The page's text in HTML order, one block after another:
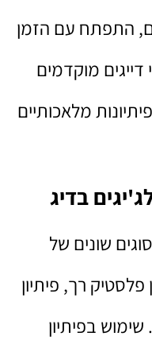
התפתח עם הזמן
מוקדמים
מלאכותיים
בדיג
שונים של
פלסטיק רך, פיתיון
בפיתיון